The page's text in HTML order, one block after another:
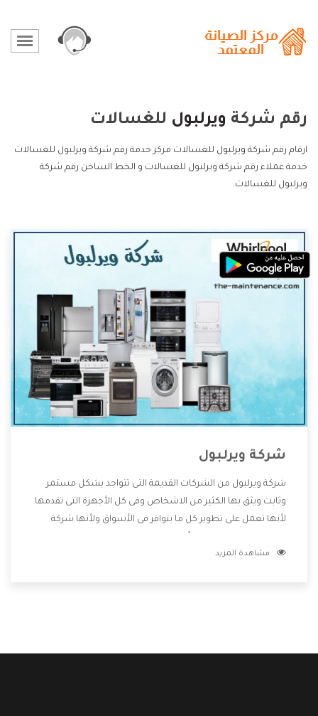
رقم شركة ويرلبول للغسالات
ارقام رقم شركة ويرلبول للغسالات مركز خدمة رقم شركة ويرلبول للغسالات
خدمة عملاء رقم شركة ويرلبول للغسالات و الخط الساخن رقم شركة
ويرلبول للغسالات.
شركة ويرلبول
شركة ويرلبول من الشركات القديمة التى تتواجد بشكل مستمر
وثابت ويثق بها الكثير من الاشخاص وفى كل الأجهزة التى تقدمها
لأنها تعمل على تطوير كل ما يتوافر فى الأسواق ولأنها شركة
وتقدم للعملاء أقوى العروض والخصومات التى تسهل على
مشاهدة المزيد